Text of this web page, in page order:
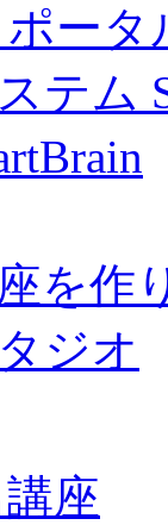
ータ
テム
を作
ジオ
座